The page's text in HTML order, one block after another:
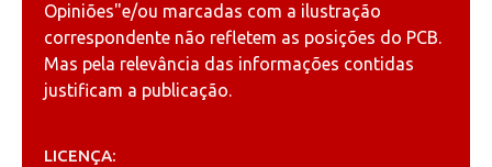
Opiniões"e/ou marcadas com a ilustração
correspondente não refletem as posições do PCB.
Mas pela relevância das informações contidas
justificam a publicação.
LICENÇA: